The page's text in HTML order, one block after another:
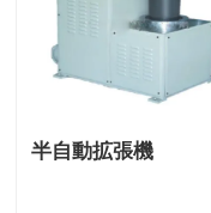
プロダクト
半自動拡張機